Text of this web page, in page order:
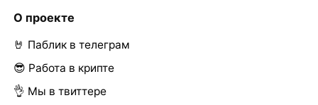
О проекте
🤘 Паблик в телеграм
😎 Работа в крипте
👌 Мы в твиттере